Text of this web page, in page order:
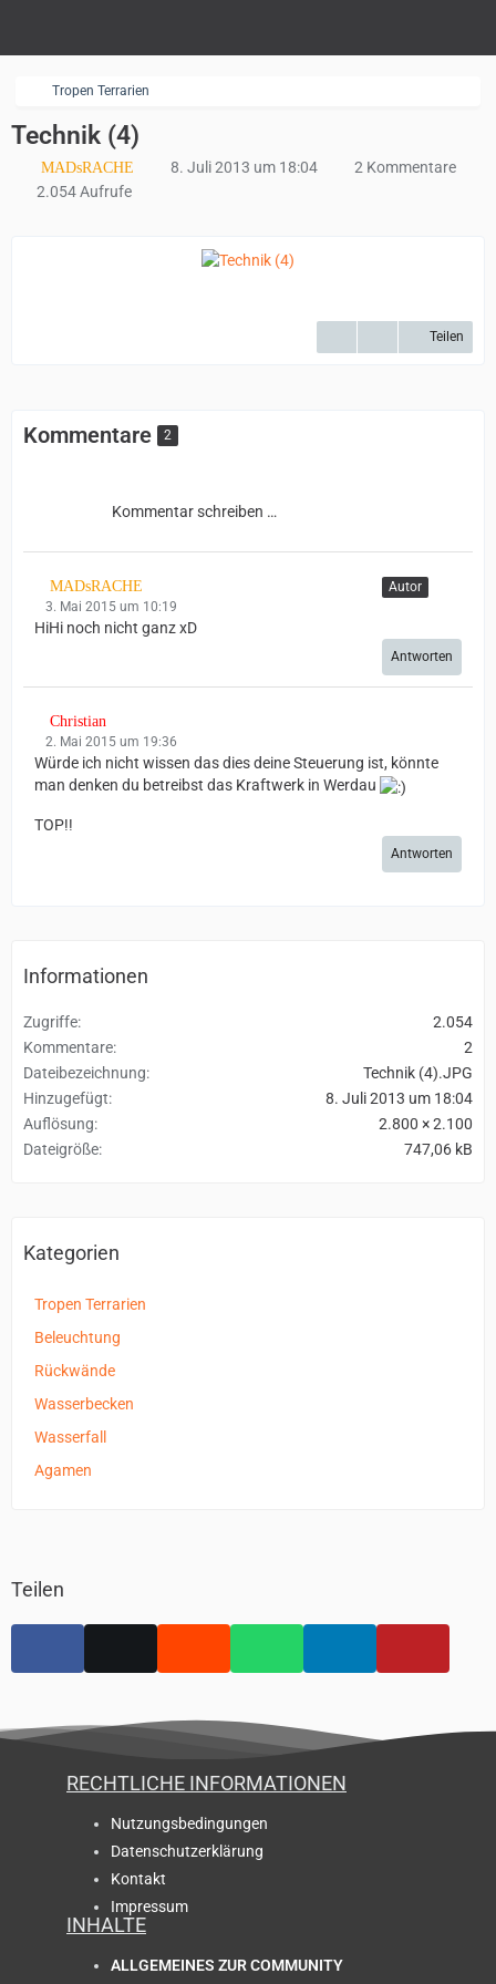
Tropen Terrarien
Technik (4)
MADsRACHE 8. Juli 2013 um 18:04
2 Kommentare
2.054 Aufrufe
Teilen
Kommentare 2
Kommentar schreiben …
MADsRACHE
3. Mai 2015 um 10:19
Autor
HiHi noch nicht ganz xD
Antworten
Christian
2. Mai 2015 um 19:36
Würde ich nicht wissen das dies deine Steuerung ist, könnte
man denken du betreibst das Kraftwerk in Werdau
TOP!!
Antworten
Informationen
Zugriffe
2.054
Kommentare
2
Dateibezeichnung
Technik (4).JPG
Hinzugefügt
8. Juli 2013 um 18:04
Auflösung
2.800 × 2.100
Dateigröße
747,06 kB
Kategorien
Tropen Terrarien
Beleuchtung
Rückwände
Wasserbecken
Wasserfall
Agamen
Teilen
RECHTLICHE INFORMATIONEN
Nutzungsbedingungen
Datenschutzerklärung
Kontakt
Impressum
INHALTE
ALLGEMEINES ZUR COMMUNITY